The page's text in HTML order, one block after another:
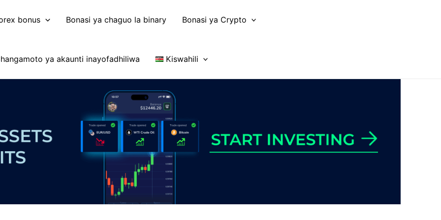
bonus Bonasi ya chaguo la binary Bonasi ya Crypto
ya akaunti inayofadhiliwa Kiswahili